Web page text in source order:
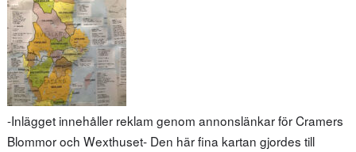
-Inlägget innehåller reklam genom annonslänkar för Cramers
Blommor och Wexthuset- Den här fina kartan gjordes till